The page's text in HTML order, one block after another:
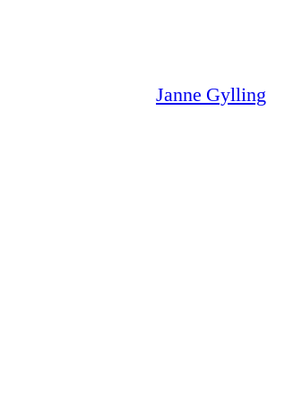
Janne Gylling